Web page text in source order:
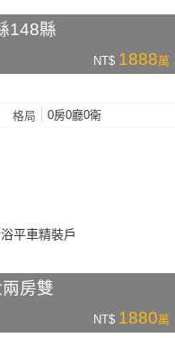
148縣
NT$ 1888萬
格局 0房0廳0衛
房雙
NT$ 1880萬